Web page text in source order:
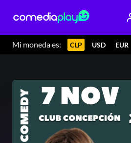
Mi moneda es: CLP USD EUR